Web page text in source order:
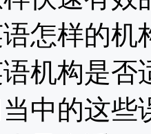
怎样的机
机构是否
中的这些